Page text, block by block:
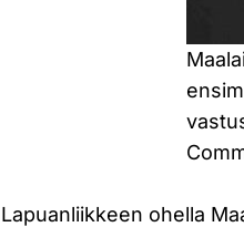
Lapuanliikkeen ohella